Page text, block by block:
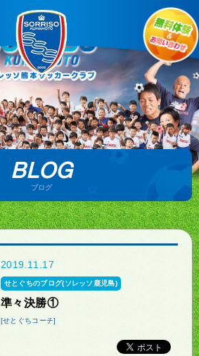
BLOG
ブログ
2019.11.17
せとぐちのブログ(ソレッソ鹿児島)
準々決勝①
[せとぐちコーチ]